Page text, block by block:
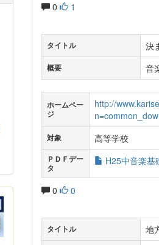
0 1
タイトル 決
概要 音
ホームペー
ジ
http://
対象 高等学校
ＰＤＦデー
タ
H25中音楽基
0 0
タイトル 地